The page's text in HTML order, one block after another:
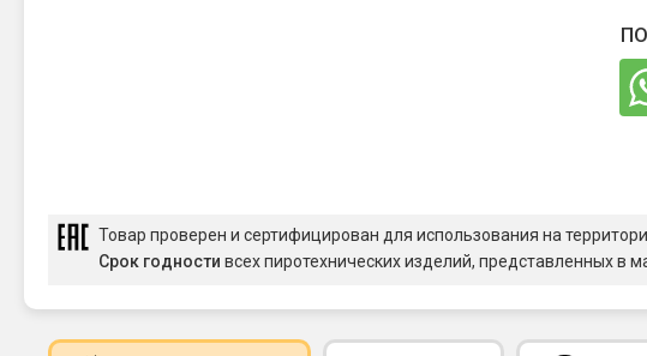
Товар проверен и сертифицирован для использования на
Срок годности всех пиротехнических изделий, представленных в